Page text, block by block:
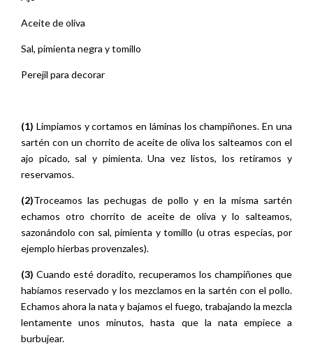
Aceite de oliva
Sal, pimienta negra y tomillo
Perejil para decorar
(1) Limpiamos y cortamos en láminas los champiñones. En una
sartén con un chorrito de aceite de oliva los salteamos con el
ajo picado, sal y pimienta. Una vez listos, los retiramos y
reservamos.
(2)Troceamos las pechugas de pollo y en la misma sartén
echamos otro chorrito de aceite de oliva y lo salteamos,
sazonándolo con sal, pimienta y tomillo (u otras especias, por
ejemplo hierbas provenzales).
(3) Cuando esté doradito, recuperamos los champiñones que
habíamos reservado y los mezclamos en la sartén con el pollo.
Echamos ahora la nata y bajamos el fuego, trabajando la mezcla
lentamente unos minutos, hasta que la nata empiece a
burbujear.